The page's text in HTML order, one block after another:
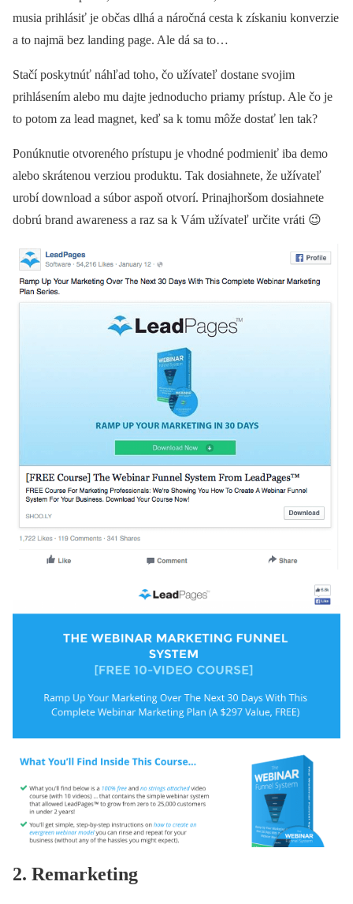
musia prihlásiť je občas dlhá a náročná cesta k získaniu konverzie
a to najmä bez landing page. Ale dá sa to…
Stačí poskytnúť náhľad toho, čo užívateľ dostane svojim
prihlásením alebo mu dajte jednoducho priamy prístup. Ale čo je
to potom za lead magnet, keď sa k tomu môže dostať len tak?
Ponúknutie otvoreného prístupu je vhodné podmieniť iba demo
alebo skrátenou verziou produktu. Tak dosiahnete, že užívateľ
urobí download a súbor aspoň otvorí. Prinajhoršom dosiahnete
dobrú brand awareness a raz sa k Vám užívateľ určite vráti 😉
2. Remarketing